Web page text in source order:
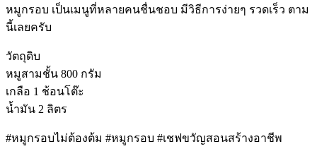
หมูกรอบ เป็นเมนูที่หลายคนชื่นชอบ มีวิธีการง่ายๆ รวดเร็ว ตาม
นี้เลยครับ
วัตถุดิบ
หมูสามชั้น 800 กรัม
เกลือ 1 ช้อนโต๊ะ
น้ำมัน 2 ลิตร
#หมูกรอบไม่ต้องต้ม #หมูกรอบ #เชฟขวัญสอนสร้างอาชีพ